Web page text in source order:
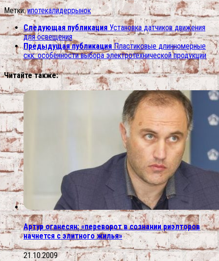
Метки: ипотекалидеррынок
Следующая публикация Установка датчиков движения
для освещения
Предыдущая публикация Пластиковые длинномерные
скк: особенности выбора электротехнической продукции
Читайте также:
Артур оганесян: «переворот в сознании риэлторов
начнется с элитного жилья»
21.10.2009